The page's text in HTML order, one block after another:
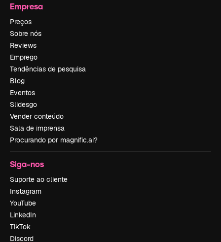
Empresa
Preços
Sobre nós
Reviews
Emprego
Tendências de pesquisa
Blog
Eventos
Slidesgo
Vender conteúdo
Sala de imprensa
Procurando por magnific.ai?
Siga-nos
Suporte ao cliente
Instagram
YouTube
LinkedIn
TikTok
Discord